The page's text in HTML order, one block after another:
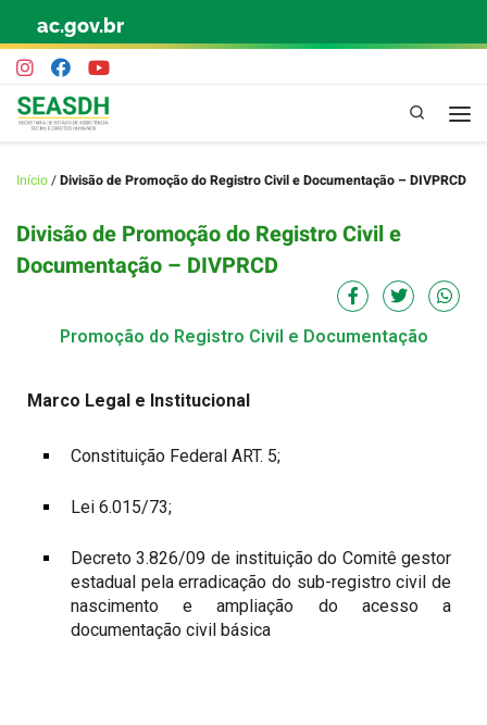
Skip to content
ac.gov.br
Pesquisa
Início/Divisão de Promoção do Registro Civil e Documentação – DIVPRCD
Divisão de Promoção do Registro Civil e
Documentação – DIVPRCD
Promoção do Registro Civil e Documentação
Marco Legal e Institucional
Constituição Federal ART. 5;
Lei 6.015/73;
Decreto 3.826/09 de instituição do Comitê gestor
estadual pela erradicação do sub-registro civil de
nascimento e ampliação do acesso a
documentação civil básica